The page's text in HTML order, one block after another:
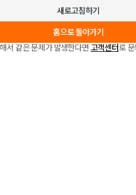
새로고침하기
홈으로 돌아가기
서 같은 문제가 발생한다면 고객센터로